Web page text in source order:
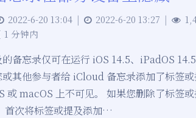
2022-6-20 13:04 | 2022-6-20 13:27 |
1 分钟内
备忘录仅可在运行 iOS 14.5、iPadOS
其他参与者给 iCloud 备忘录添加了标签
或 macOS 上不可见。 如果您删除了标签
首次将标签或提及添加…